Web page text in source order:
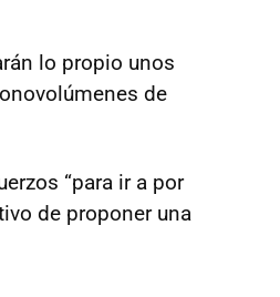
lo propio unos
de
“para ir a por
de proponer una